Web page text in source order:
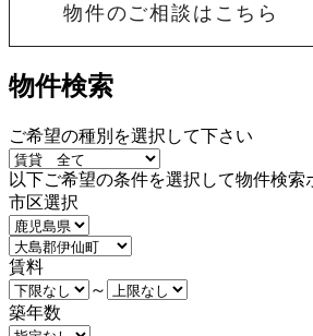
物件のご相談はこちら
物件検索
ご希望の種別を選択して下さい
以下ご希望の条件を選択して物件検索
市区選択
賃料
～
築年数